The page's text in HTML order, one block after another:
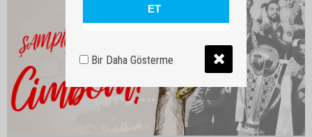
ET
Bir Daha Gösterme